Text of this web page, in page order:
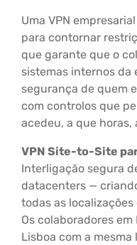
Uma VPN
para contornar
que garante que o
sistemas internos da
segurança de quem
com controlos que
acedeu, a que horas,
VPN Site-to-Site
Interligação segura
datacenters —
todas as
Os colaboradores
Lisboa com a